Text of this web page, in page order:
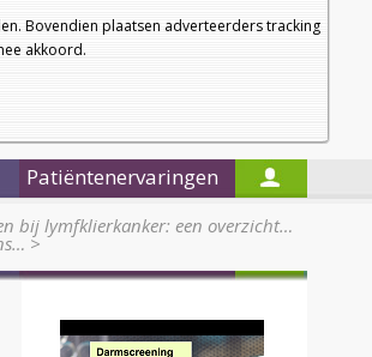
Bovendien plaatsen adverteerders tracking
akkoord.
a
a
Nieuwsbrief
Startpagina
Patiëntenervaringen
bij lymfklierkanker: een overzicht…
>